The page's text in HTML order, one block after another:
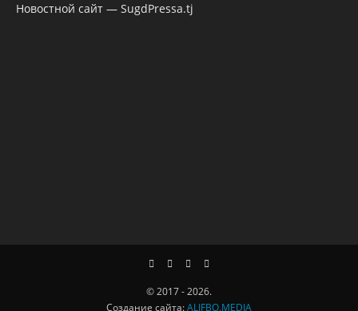
Новостной сайт — SugdPressa.tj
© 2017 - 2026.
Создание сайта:ALIFBO.MEDIA